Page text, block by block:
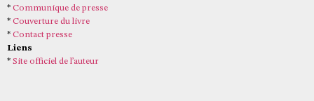
* Communique de presse
* Couverture du livre
* Contact presse
Liens
* Site officiel de l’auteur